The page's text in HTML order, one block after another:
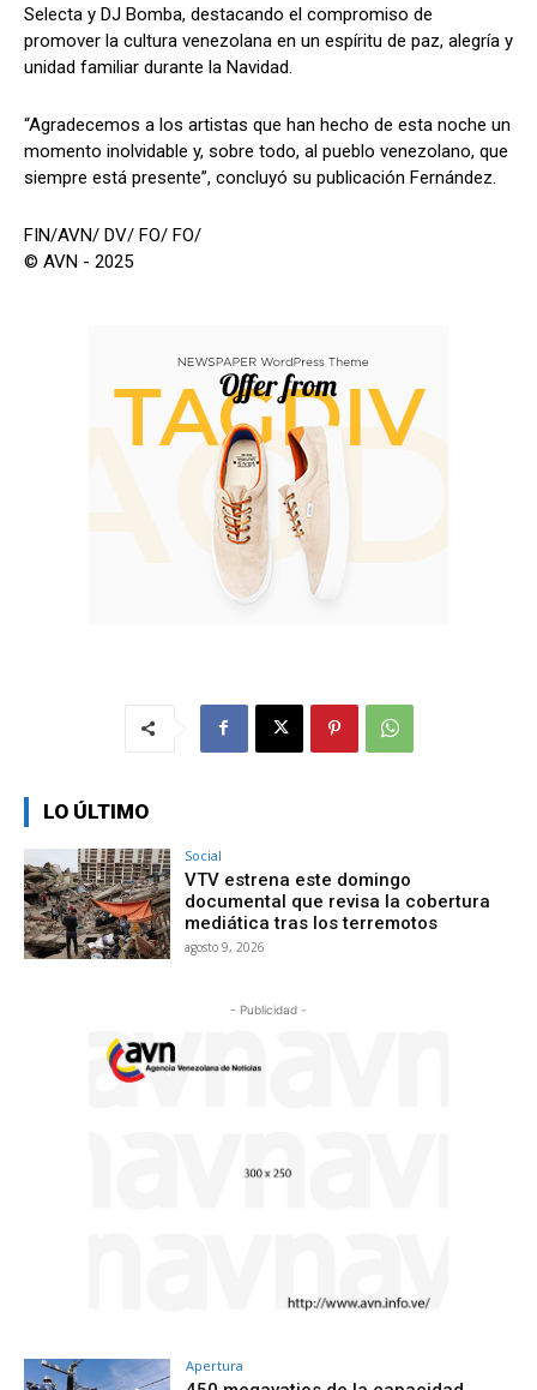
Selecta y DJ Bomba, destacando el compromiso de
promover la cultura venezolana en un espíritu de paz, alegría y
unidad familiar durante la Navidad.
“Agradecemos a los artistas que han hecho de esta noche un
momento inolvidable y, sobre todo, al pueblo venezolano, que
siempre está presente”, concluyó su publicación Fernández.
FIN/AVN/ DV/ FO/ FO/
© AVN - 2025
LO ÚLTIMO
Social
VTV estrena este domingo
documental que revisa la cobertura
mediática tras los terremotos
agosto 9, 2026
- Publicidad -
Apertura